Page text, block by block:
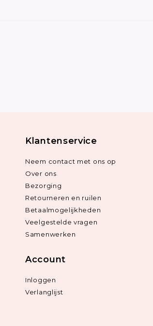
Klantenservice
Neem contact met ons op
Over ons
Bezorging
Retourneren en ruilen
Betaalmogelijkheden
Veelgestelde vragen
Samenwerken
Account
Inloggen
Verlanglijst